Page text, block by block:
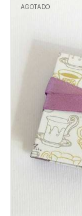
AGOTADO